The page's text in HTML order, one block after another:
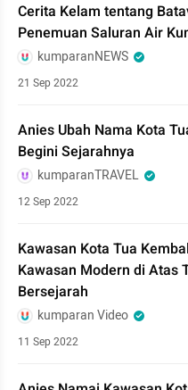
Cerita Kelam tentang
Penemuan Saluran Air
kumparanNEWS
21 Sep 2022
Anies Ubah Nama Kota
Begini Sejarahnya
kumparanTRAVEL
12 Sep 2022
Kawasan Kota Tua
Kawasan Modern di Atas
Bersejarah
kumparan Video
11 Sep 2022